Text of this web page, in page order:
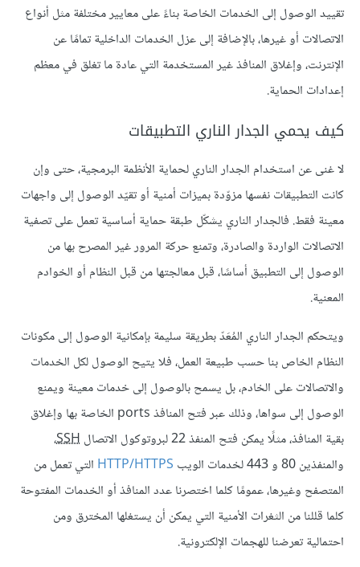
تقييد الوصول إلى الخدمات الخاصة بناءً على معايير مختلفة مثل أنواع
الاتصالات أو غيرها، بالإضافة إلى عزل الخدمات الداخلية تمامًا عن
الإنترنت، وإغلاق المنافذ غير المستخدمة التي عادة ما تغلق في معظم
إعدادات الحماية.
كيف يحمي الجدار الناري التطبيقات
لا غنى عن استخدام الجدار الناري لحماية الأنظمة البرمجية، حتى وإن
كانت التطبيقات نفسها مزوّدة بميزات أمنية أو تقيّد الوصول إلى واجهات
معينة فقط. فالجدار الناري يشكّل طبقة حماية أساسية تعمل على تصفية
الاتصالات الواردة والصادرة، وتمنع حركة المرور غير المصرح بها من
الوصول إلى التطبيق أساسًا، قبل معالجتها من قبل النظام أو الخوادم
المعنية.
ويتحكم الجدار الناري المُعَدّ بطريقة سليمة بإمكانية الوصول إلى مكونات
النظام الخاص بنا حسب طبيعة العمل، فلا يتيح الوصول لكل الخدمات
والاتصالات على الخادم، بل يسمح بالوصول إلى خدمات معينة ويمنع
الوصول إلى سواها، وذلك عبر فتح المنافذ ports الخاصة بها وإغلاق
بقية المنافذ، مثلًا يمكن فتح المنفذ 22 لبروتوكول الاتصال
SSH،
والمنفذين 80 و 443 لخدمات الويب
HTTP/HTTPS التي تعمل من
المتصفح وغيرها، عمومًا كلما اختصرنا عدد المنافذ أو الخدمات المفتوحة
كلما قللنا من الثغرات الأمنية التي يمكن أن يستغلها المخترق ومن
احتمالية تعرضنا للهجمات الإلكترونية.